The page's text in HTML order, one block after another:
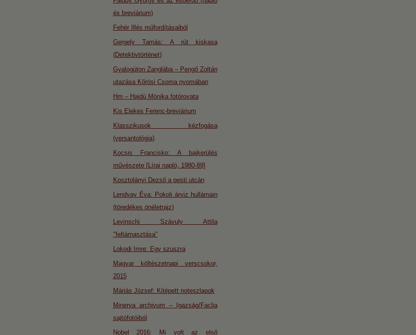
és breviárium)
Fehér Illés műfordításaiból
Gergely Tamás: A rút kiskasa
(Detektivtörténet)
Gyalogúton Zanglába – Pengő Zoltán
utazása Kőrösi Csoma nyomában
Hm – Hajdú Mónika fotórovata
Kis Elekes Ferenc-breviárium
Klasszikusok kézfogása
(versantológia)
Kocsis Francisko: A bajkerülés
művészete [Lírai napló, 1980-89]
Kosztolányi Dezső a pesti utcán
Lendvay Éva: Pokoli árviz hullámain
(töredékes önéletrajz)
Levinschi Szávuly Attila
"feltámasztása"
Lokodi Imre: Egy szuszra
Magyar költészetnapi verscsokor,
2015
Máriás József: Kitépett noteszlapok
Minerva archivum – Igazság/Faclia
sajtófotóiból
Nobel 2016: Mi volt az első